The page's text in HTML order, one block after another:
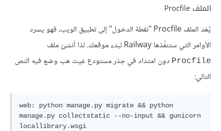
الملف Procfile
يُعَد الملف Procfile "نقطة الدخول" إلى تطبيق الويب، فهو يسرد
الأوامر التي ستنفّذها Railway لبدء موقعك. لذا أنشئ ملف
Procfile دون امتداد في جذر مستودع غيت هب وضع فيه النص
التالي:
web: python manage.py migrate && python
manage.py collectstatic --no-input && gunicorn